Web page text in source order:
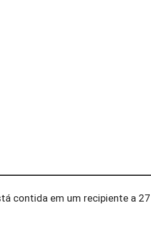
contida em um recipiente a 27